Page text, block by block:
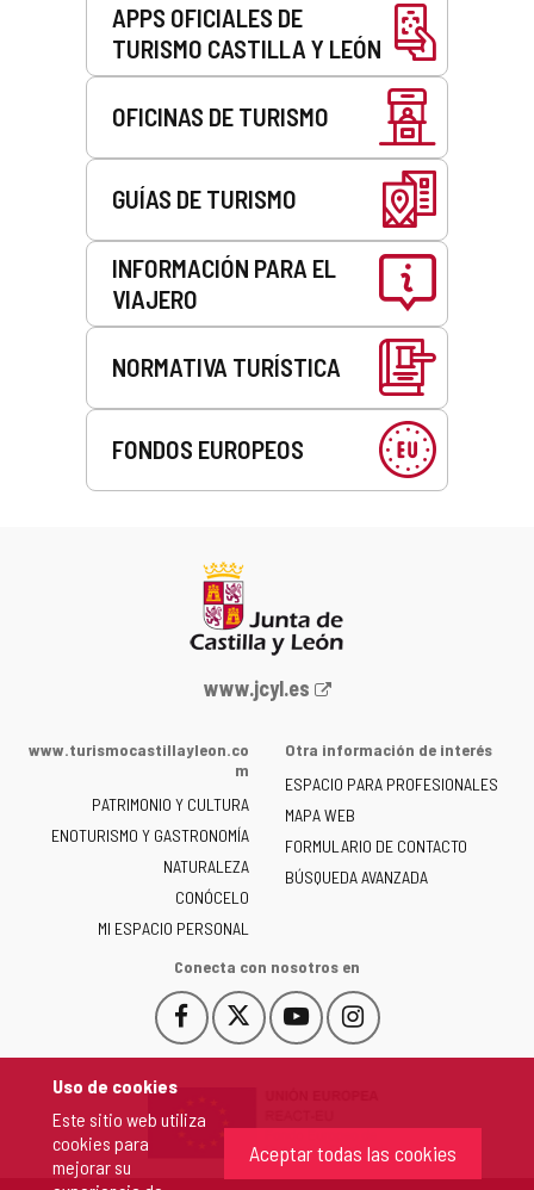
Uso de cookies
Este sitio web utiliza
cookies para
mejorar su
Aceptar todas las cookies
APPS OFICIALES DE
TURISMO CASTILLA Y LEÓN
OFICINAS DE TURISMO
GUÍAS DE TURISMO
INFORMACIÓN PARA EL
VIAJERO
NORMATIVA TURÍSTICA
FONDOS EUROPEOS
Portal
la
de
Castilla
y
León
-
www.jcyl.es
www.turismocastillayleon.co
m
PATRIMONIO Y CULTURA
ENOTURISMO Y GASTRONOMÍA
NATURALEZA
CONÓCELO
MI ESPACIO PERSONAL
Otra información de interés
ESPACIO PARA PROFESIONALES
MAPA WEB
FORMULARIO DE CONTACTO
BÚSQUEDA AVANZADA
Conecta con nosotros en
Facebook
Este
enlace
en
Este
enlace
una
ventana
YouTube
Este
enlace
una
Instagram
Este
enlace
una